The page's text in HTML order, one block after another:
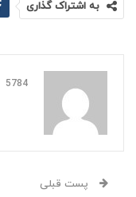
به اشتراک گذاری
5784 پست
پست قبلی